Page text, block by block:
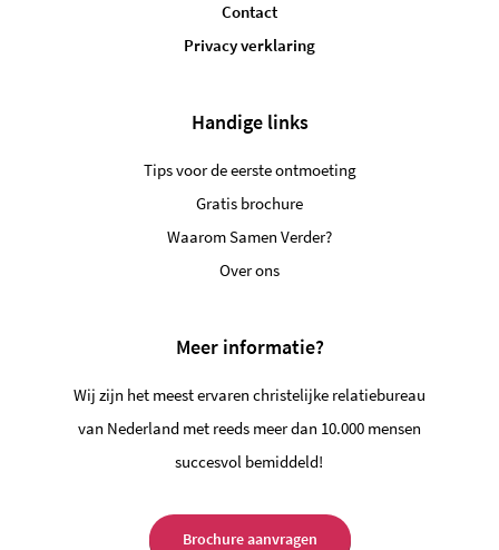
Contact
Privacy verklaring
Handige links
Tips voor de eerste ontmoeting
Gratis brochure
Waarom Samen Verder?
Over ons
Meer informatie?
Wij zijn het meest ervaren christelijke relatiebureau
van Nederland met reeds meer dan 10.000 mensen
succesvol bemiddeld!
Brochure aanvragen